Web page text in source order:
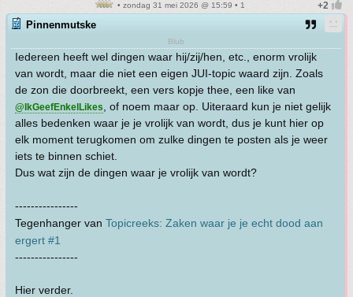
• zondag 31 mei 2026 @ 15:59 • 1
Pinnenmutske
Blub
Iedereen heeft wel dingen waar hij/zij/hen, etc., enorm vrolijk
van wordt, maar die niet een eigen JUI-topic waard zijn. Zoals
de zon die doorbreekt, een vers kopje thee, een like van
@IkGeefEnkelLikes
, of noem maar op. Uiteraard kun je niet gelijk
alles bedenken waar je je vrolijk van wordt, dus je kunt hier op
elk moment terugkomen om zulke dingen te posten als je weer
iets te binnen schiet.
Dus wat zijn de dingen waar je vrolijk van wordt?
----------------
Tegenhanger van Topicreeks: Zaken waar je je echt dood aan
ergert #1
----------------
Hier verder.